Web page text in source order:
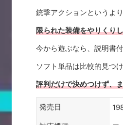
銃撃アクションというよ
限られた装備をやりくり
今から遊ぶなら、説明書
ソフト単品は比較的見つ
評判だけで決めつけず、
発売日